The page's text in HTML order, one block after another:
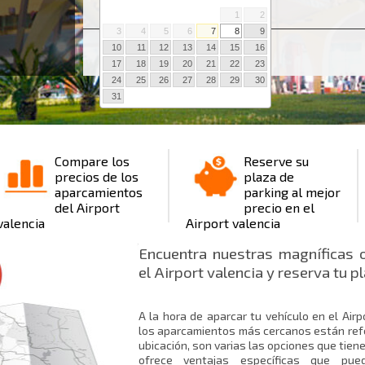
Lugar : Aeropuerto valencia
Compare los
precios de los
aparcamientos
del Airport
Reserve su
plaza de
parking al mejor
precio en el
Airport valencia
Encuentra nuestras
el Airport valencia y reserva tu
A la hora de aparcar tu vehículo en el
los aparcamientos más cercanos están
ubicación, son varias las opciones que
ofrece ventajas específicas que
1
2
3
4 5 6 7 8
9
10
11 12 13 14 15
16
17
18 19 20 21 22
23
24
25 26 27 28 29
30
31